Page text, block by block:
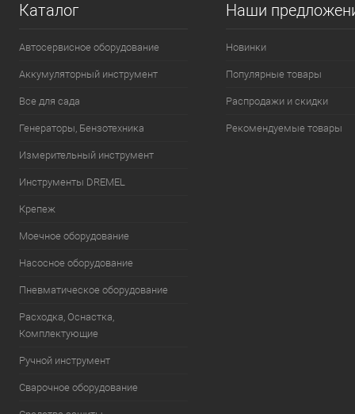
Каталог
Автосервисное оборудование
Аккумуляторный инструмент
Все для сада
Генераторы, Бензотехника
Измерительный инструмент
Инструменты DREMEL
Крепеж
Моечное оборудование
Насосное оборудование
Пневматическое оборудование
Расходка, Оснастка,
Комплектующие
Ручной инструмент
Сварочное оборудование
Наши
Новинки
Популярные товары
Распродажи и скидки
Рекомендуемые товары